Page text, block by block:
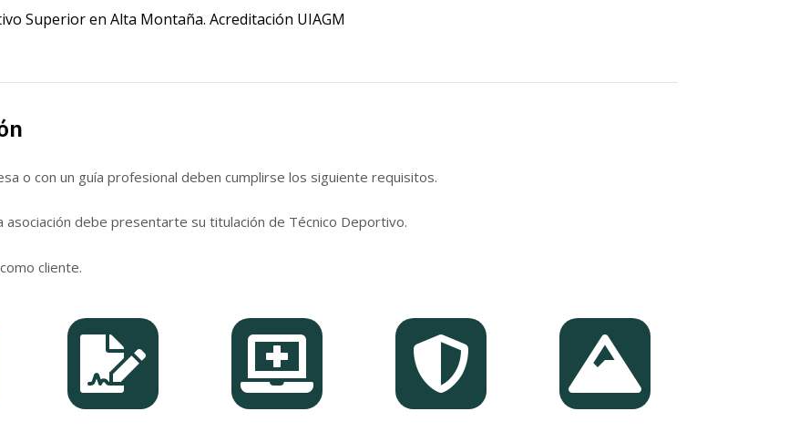
Superior en Alta Montaña. Acreditación UIAGM
o con un guía profesional deben cumplirse los siguiente requisitos.
asociación debe presentarte su titulación de Técnico Deportivo.
cliente.